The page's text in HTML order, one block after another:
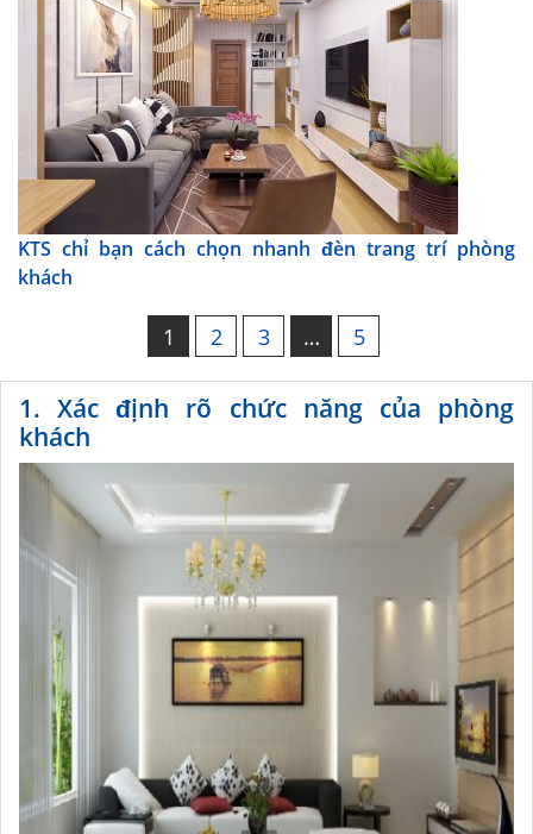
KTS chỉ bạn cách chọn nhanh đèn trang trí phòng
khách
1 2 3 … 5
1. Xác định rõ chức năng của phòng
khách